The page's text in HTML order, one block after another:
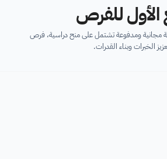
الأول للفرص
مجانية ومدفوعة تشتمل على منح دراسية، فرص
الخبرات وبناء القدرات.